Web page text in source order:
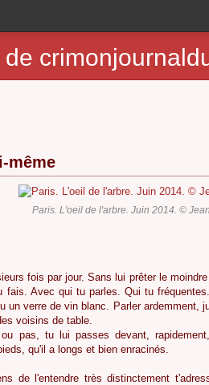
de
même
Paris. L'oeil de l'arbre. Juin 2014. ©
fois par jour. Sans lui prêter le
fais. Avec qui tu parles. Qui tu
un verre de vin blanc. Parler ardemment,
voisins de table.
pas, tu lui passes devant,
qu'il a longs et bien enracinés.
de l'entendre très distinctement